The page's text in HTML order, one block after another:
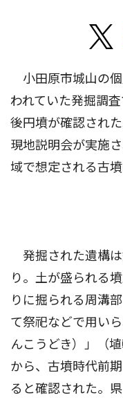
小田原市城山の
われていた発掘調
後円墳が確認され
現地説明会が実施
域で想定される古
発掘された遺構
り。土が盛られる
りに掘られる周溝
て祭祀などで用い
んこうどき）」（
から、古墳時代前
ると確認された。